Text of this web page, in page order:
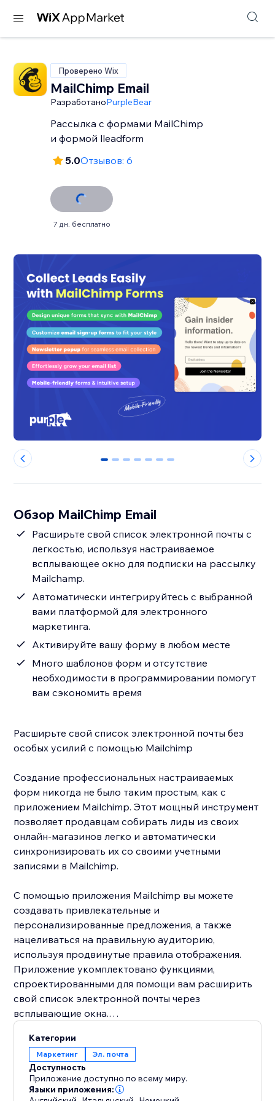
Проверено Wix
MailChimp Email
РазработаноPurpleBear
Рассылка с формами MailChimp
и формой lleadform
5.0Отзывов: 6
7 дн. бесплатно
0 1 2 3 4 5 6
Обзор MailChimp Email
Расширьте свой список электронной почты с
легкостью, используя настраиваемое
всплывающее окно для подписки на рассылку
Mailchamp.
Автоматически интегрируйтесь с выбранной
вами платформой для электронного
маркетинга.
Активируйте вашу форму в любом месте
Много шаблонов форм и отсутствие
необходимости в программировании помогут
вам сэкономить время
Расширьте свой список электронной почты без
особых усилий с помощью Mailchimp
Создание профессиональных настраиваемых
форм никогда не было таким простым, как с
приложением Mailchimp. Этот мощный инструмент
позволяет продавцам собирать лиды из своих
онлайн-магазинов легко и автоматически
синхронизировать их со своими учетными
записями в Mailchimp.
С помощью приложения Mailchimp вы можете
создавать привлекательные и
персонализированные предложения, а также
нацеливаться на правильную аудиторию,
используя продвинутые правила отображения.
Приложение укомплектовано функциями,
спроектированными для помощи вам расширить
свой список электронной почты через
всплывающие окна.
Быстро создавайте потрясающие всплывающие
окна с помощью наших готовых шаблонов и
редактора без кода. С более чем 25
настраиваемыми шаблонами вы легко можете
Категории
Маркетинг Эл. почта
Доступность
Приложение доступно по всему миру.
Языки приложения: